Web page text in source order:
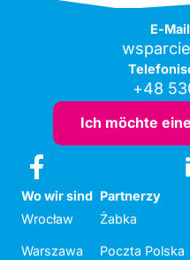
E-
+48
Ich möchte
Wo wir sind
Wrocław
Warszawa
Partnerzy
Żabka
Poczta Polska